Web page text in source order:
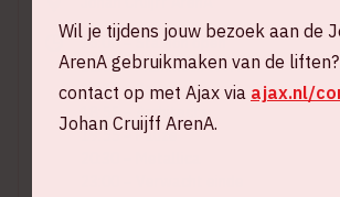
16:00 – Stadion open
18:00 – Mammoth WVH
18:35 – Pauze
18:55 – Architects
19:55 – Pauze
Wil je tijdens jouw bezoek aan de
ArenA gebruikmaken van de
contact op met Ajax via ajax.nl/
Johan Cruijff ArenA.